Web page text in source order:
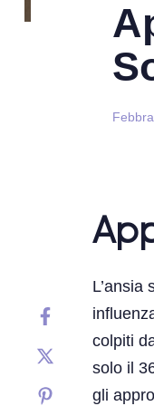
colpiti
solo il
gli